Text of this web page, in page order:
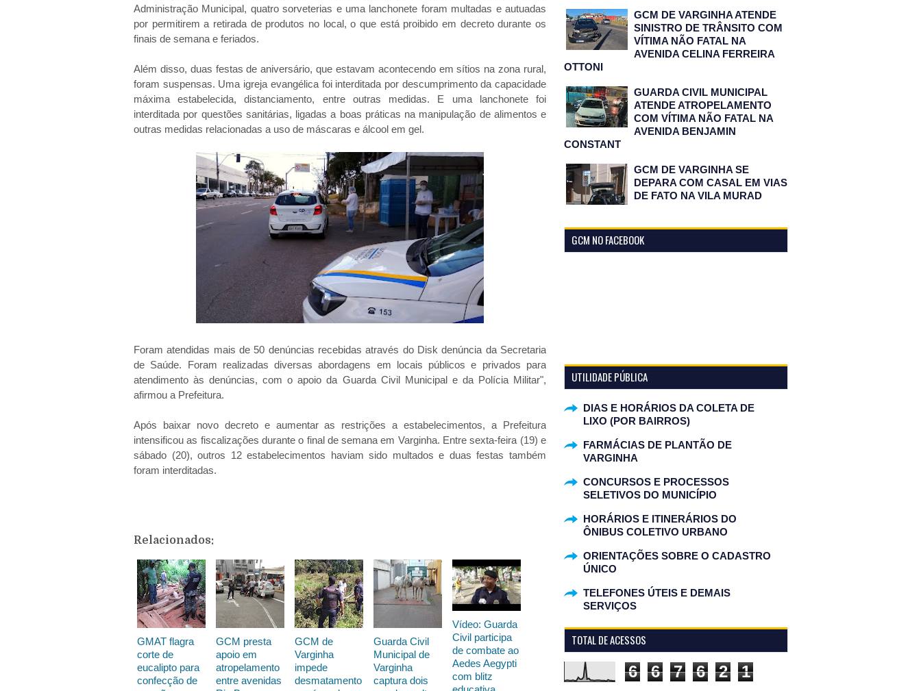
Administração Municipal, quatro sorveterias e uma lanchonete foram multadas e autuadas
por permitirem a retirada de produtos no local, o que está proibido em decreto durante os
finais de semana e feriados.
Além disso, duas festas de aniversário, que estavam acontecendo em sítios na zona rural,
foram suspensas. Uma igreja evangélica foi interditada por descumprimento da capacidade
máxima estabelecida, distanciamento, entre outras medidas. E uma lanchonete foi
interditada por questões sanitárias, ligadas a boas práticas na manipulação de alimentos e
outras medidas relacionadas a uso de máscaras e álcool em gel.
Foram atendidas mais de 50 denúncias recebidas através do Disk denúncia da Secretaria
de Saúde. Foram realizadas diversas abordagens em locais públicos e privados para
atendimento às denúncias, com o apoio da Guarda Civil Municipal e da Polícia Militar",
afirmou a Prefeitura.
Após baixar novo decreto e aumentar as restrições a estabelecimentos, a Prefeitura
intensificou as fiscalizações durante o final de semana em Varginha. Entre sexta-feira (19) e
sábado (20), outros 12 estabelecimentos haviam sido multados e duas festas também
foram interditadas.
Relacionados:
GMAT flagra
corte de
eucalipto para
confecção de
GCM presta
apoio em
atropelamento
entre avenidas
GCM de
Varginha
impede
desmatamento
Guarda Civil
Municipal de
Varginha
captura dois
Vídeo: Guarda
Civil participa
de combate ao
Aedes Aegypti
com blitz
GCM DE VARGINHA ATENDE
SINISTRO DE TRÂNSITO COM
VÍTIMA NÃO FATAL NA
AVENIDA CELINA FERREIRA
OTTONI
GUARDA CIVIL MUNICIPAL
ATENDE ATROPELAMENTO
COM VÍTIMA NÃO FATAL NA
AVENIDA BENJAMIN
CONSTANT
GCM DE VARGINHA SE
DEPARA COM CASAL EM VIAS
DE FATO NA VILA MURAD
GCM NO FACEBOOK
UTILIDADE PÚBLICA
DIAS E HORÁRIOS DA COLETA DE
LIXO (POR BAIRROS)
FARMÁCIAS DE PLANTÃO DE
VARGINHA
CONCURSOS E PROCESSOS
SELETIVOS DO MUNICÍPIO
HORÁRIOS E ITINERÁRIOS DO
ÔNIBUS COLETIVO URBANO
ORIENTAÇÕES SOBRE O CADASTRO
ÚNICO
TELEFONES ÚTEIS E DEMAIS
SERVIÇOS
TOTAL DE ACESSOS
6 6 7 6 2 1